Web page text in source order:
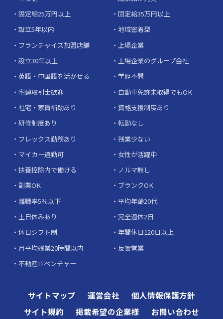
固定給25万円以上
固定給35万円以上
設立5年以内
地域密着型
フランチャイズ加盟店舗
上場企業
設立30年以上
上場企業のグループ会社
英語・中国語を活かせる
学歴不問
宅建取引士歓迎
自動車免許未取得でもOK
社宅・家賃補助あり
資格支援制度あり
研修制度あり
転勤なし
フレックス勤務あり
残業少ない
マイカー通勤可
女性が活躍中
扶養控除内で働ける
ノルマ無し
副業OK
ブランクOK
離職率5％以下
平均年齢20代
土日休みあり
完全週休2日
休日シフト制
年間休日120日以上
月平均残業20時間以内
反響営業
不動産ITベンチャー
サイトマップ 運営会社
個人情報保護方針
サイト規約
掲載希望の企業様 お問い合わせ